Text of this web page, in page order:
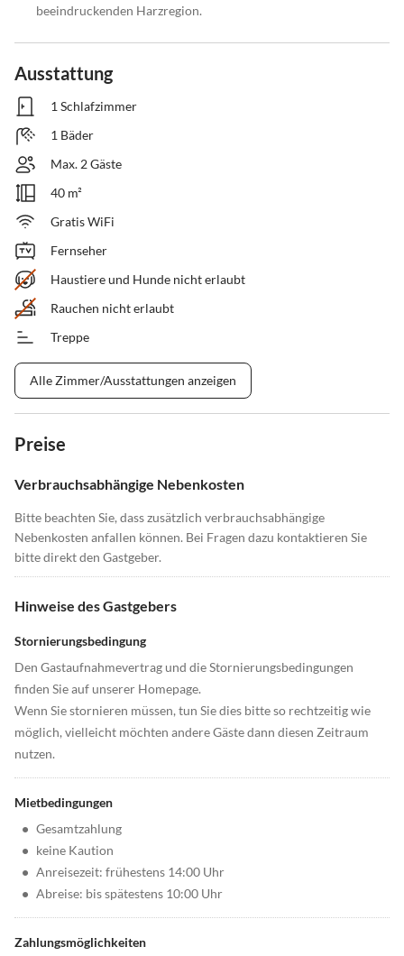
beeindruckenden Harzregion.
Ausstattung
1 Schlafzimmer
1 Bäder
Max. 2 Gäste
40 m²
Gratis WiFi
Fernseher
Haustiere und Hunde nicht erlaubt
Rauchen nicht erlaubt
Treppe
Alle Zimmer/Ausstattungen anzeigen
Preise
Verbrauchsabhängige Nebenkosten
Bitte beachten Sie, dass zusätzlich verbrauchsabhängige
Nebenkosten anfallen können. Bei Fragen dazu kontaktieren Sie
bitte direkt den Gastgeber.
Hinweise des Gastgebers
Stornierungsbedingung
Den Gastaufnahmevertrag und die Stornierungsbedingungen
finden Sie auf unserer Homepage.
Wenn Sie stornieren müssen, tun Sie dies bitte so rechtzeitig wie
möglich, vielleicht möchten andere Gäste dann diesen Zeitraum
nutzen.
Mietbedingungen
• Gesamtzahlung
• keine Kaution
• Anreisezeit: frühestens 14:00 Uhr
• Abreise: bis spätestens 10:00 Uhr
Zahlungsmöglichkeiten